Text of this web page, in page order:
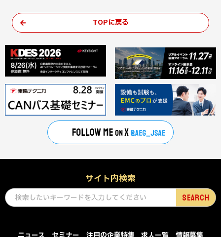
TOPに戻る
サイト内検索